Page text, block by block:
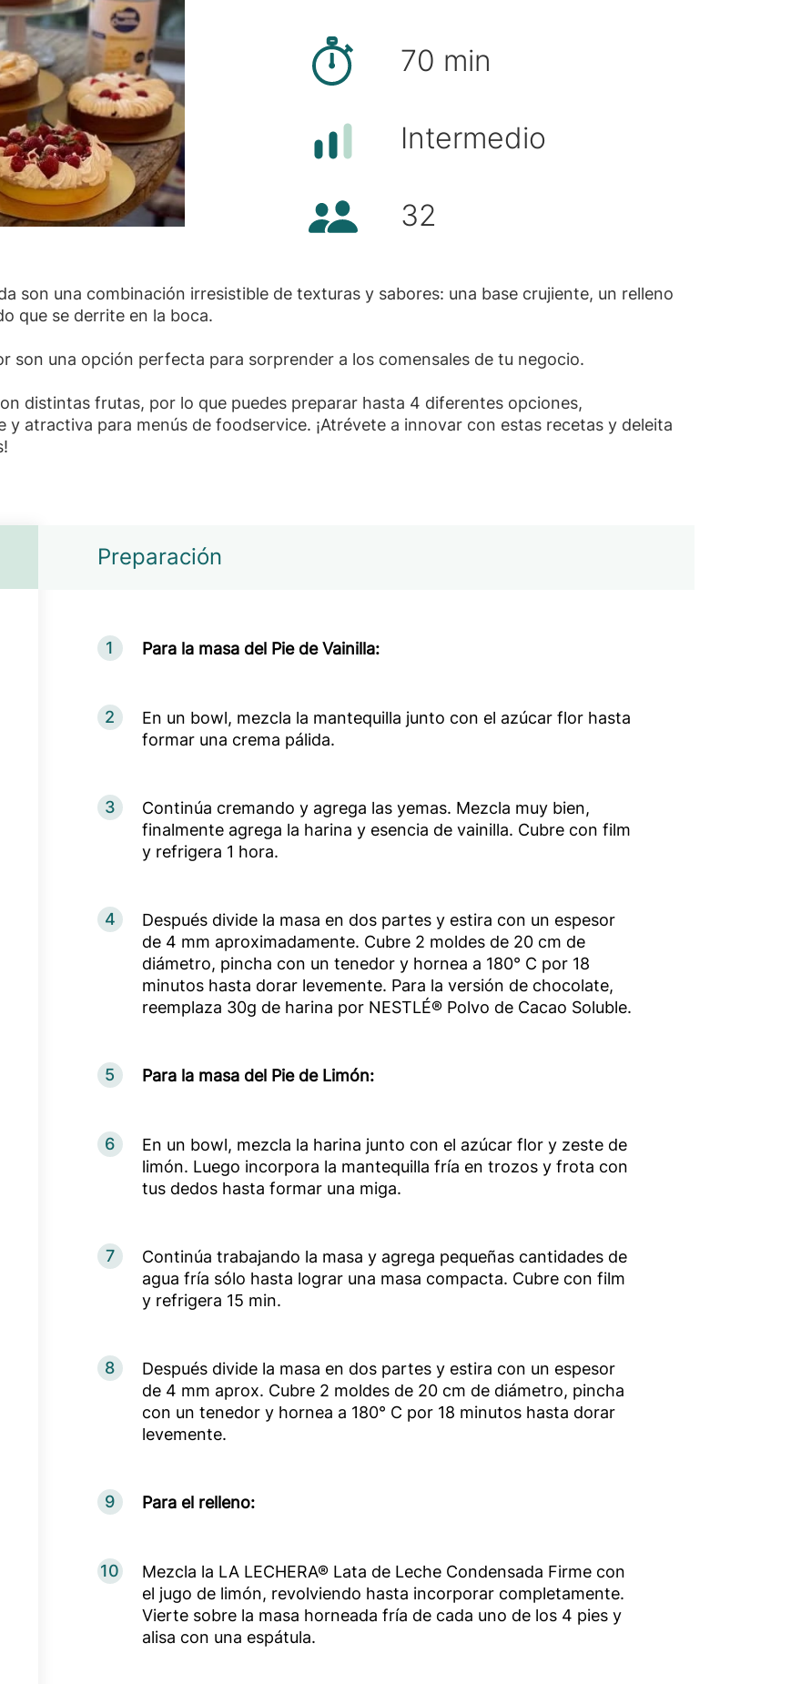
Tiempo de preparación
70 min
DificultadIntermedio
Cantidad de porciones
32
son una combinación irresistible de texturas y sabores: una base crujiente, un relleno
que se derrite en la boca.
son una opción perfecta para sorprender a los comensales de tu negocio.
distintas frutas, por lo que puedes preparar hasta 4 diferentes opciones,
atractiva para menús de foodservice. ¡Atrévete a innovar con estas recetas y deleita
Preparación
1 Para la masa del Pie de Vainilla:
2
En un bowl, mezcla la mantequilla junto con el azúcar flor hasta
formar una crema pálida.
3
Continúa cremando y agrega las yemas. Mezcla muy bien,
finalmente agrega la harina y esencia de vainilla. Cubre con film
y refrigera 1 hora.
4
Después divide la masa en dos partes y estira con un espesor
de 4 mm aproximadamente. Cubre 2 moldes de 20 cm de
diámetro, pincha con un tenedor y hornea a 180° C por 18
minutos hasta dorar levemente. Para la versión de chocolate,
reemplaza 30g de harina por NESTLÉ® Polvo de Cacao Soluble.
5 Para la masa del Pie de Limón:
6
En un bowl, mezcla la harina junto con el azúcar flor y zeste de
limón. Luego incorpora la mantequilla fría en trozos y frota con
tus dedos hasta formar una miga.
7
Continúa trabajando la masa y agrega pequeñas cantidades de
agua fría sólo hasta lograr una masa compacta. Cubre con film
y refrigera 15 min.
8
Después divide la masa en dos partes y estira con un espesor
de 4 mm aprox. Cubre 2 moldes de 20 cm de diámetro, pincha
con un tenedor y hornea a 180° C por 18 minutos hasta dorar
levemente.
9 Para el relleno:
10
Mezcla la LA LECHERA® Lata de Leche Condensada Firme con
el jugo de limón, revolviendo hasta incorporar completamente.
Vierte sobre la masa horneada fría de cada uno de los 4 pies y
alisa con una espátula.